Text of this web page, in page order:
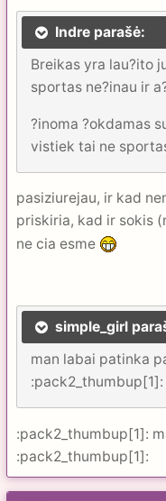
Indre parašė:
Breikas yra lau?ito
sportas ne?inau ir
?inoma ?okdamas
vistiek tai ne
pasiziurejau, ir kad
priskiria, kad ir sokis
ne cia esme
simple_girl
man labai patinka
:pack2_thumbup[1]:
:pack2_thumbup[1]: